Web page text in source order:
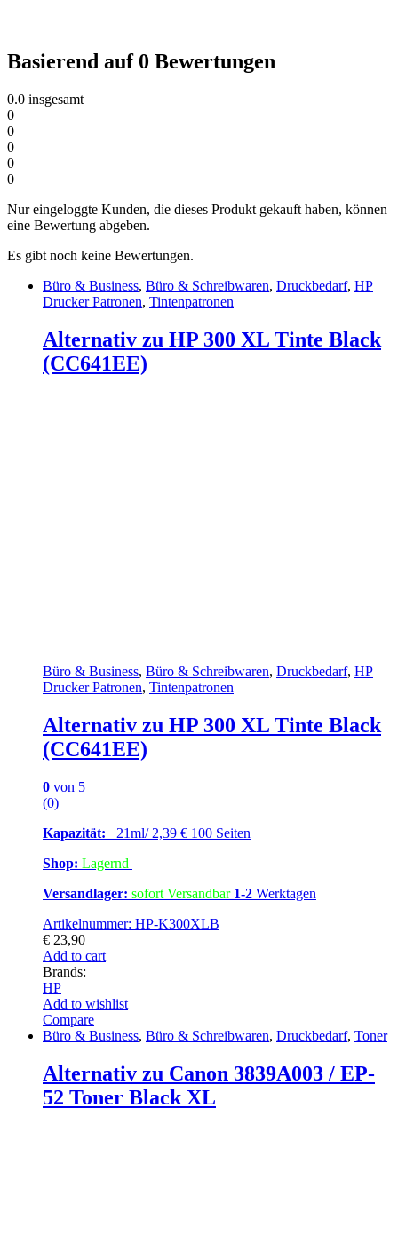
Basierend auf 0 Bewertungen
0.0 insgesamt
0
0
0
0
0
Nur eingeloggte Kunden, die dieses Produkt gekauft haben, können
eine Bewertung abgeben.
Es gibt noch keine Bewertungen.
Büro & Business, Büro & Schreibwaren, Druckbedarf, HP
Drucker Patronen, Tintenpatronen
Alternativ zu HP 300 XL Tinte Black
(CC641EE)
Büro & Business, Büro & Schreibwaren, Druckbedarf, HP
Drucker Patronen, Tintenpatronen
Alternativ zu HP 300 XL Tinte Black
(CC641EE)
0 von 5
(0)
Kapazität: 21ml/ 2,39 € 100 Seiten
Shop: Lagernd
Versandlager: sofort Versandbar 1-2 Werktagen
Artikelnummer: HP-K300XLB
€ 23,90
Add to cart
Brands:
HP
Add to wishlist
Compare
Büro & Business, Büro & Schreibwaren, Druckbedarf, Toner
Alternativ zu Canon 3839A003 / EP-
52 Toner Black XL